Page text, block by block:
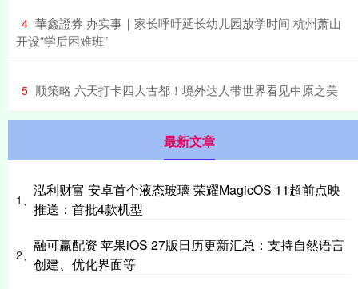
4 ​華鑫證券 办实事｜家长呼吁延长幼儿园放学时间 杭州萧山
开设“学后困难班”
5 ​顺策略 六天打卡四大古都！境外达人带世界看见中原之美
最新文章
1、
泓利财富 安卓首个液态玻璃 荣耀MagicOS 11超前点映
推送：首批4款机型
2、
融可赢配资 苹果iOS 27版日历更新汇总：支持自然语言
创建、优化界面等